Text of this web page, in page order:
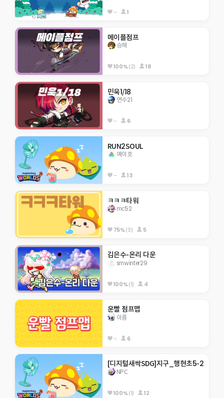
-- 1
메이플점프
승해
100%(2) 18
민욱1/18
연수21
-- 6
RUN2SOUL
예이호
-- 13
ㅋㅋㅋ타워
mc52
75%(3) 5
김은수-온리 다운
smwinter29
100%(1) 4
운빨 점프맵
이름
-- 6
[디지털새싹SDG]지구_행현초5-2
NPC
100%(1) 12